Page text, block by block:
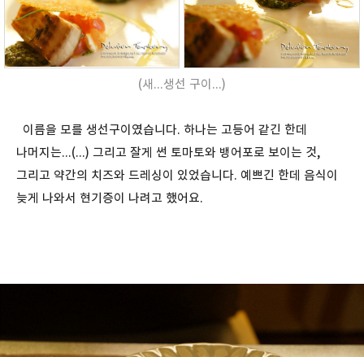
(새...생선 구이...)
이름을 모를 생선구이였습니다. 하나는 고등어 같긴 한데
나머지는...(...) 그리고 잘게 썬 토마토와 뱅어포로 보이는 것,
그리고 약간의 치즈와 드레싱이 있었습니다. 예쁘긴 한데 음식이
늦게 나와서 현기증이 나려고 했어요.